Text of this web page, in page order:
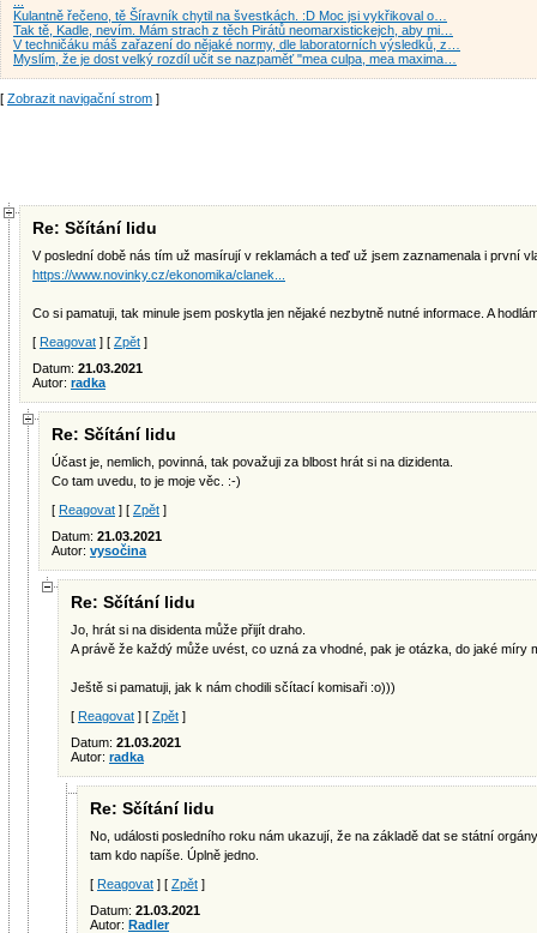
Kulantně řečeno, tě Šíravník chytil na švestkách. :D Moc jsi vykřikoval o…
Tak tě, Kadle, nevím. Mám strach z těch Pirátů neomarxistickejch, aby mi…
V techničáku máš zařazení do nějaké normy, dle laboratorních výsledků, z…
Myslím, že je dost velký rozdíl učit se nazpaměť "mea culpa, mea maxima…
[ Zobrazit navigační strom ]
Re: Sčítání lidu
V poslední době nás tím už masírují v reklamách a teď už jsem zaznamenala i první
https://www.novinky.cz/ekonomika/clanek...
Co si pamatuji, tak minule jsem poskytla jen nějaké nezbytně nutné informace. A
[ Reagovat ] [ Zpět ]
Datum: 21.03.2021
Autor: radka
Re: Sčítání lidu
Účast je, nemlich, povinná, tak považuji za blbost hrát si na dizidenta.
Co tam uvedu, to je moje věc. :-)
[ Reagovat ] [ Zpět ]
Datum: 21.03.2021
Autor: vysočina
Re: Sčítání lidu
Jo, hrát si na disidenta může přijít draho.
A právě že každý může uvést, co uzná za vhodné, pak je otázka, do jaké míry
Ještě si pamatuji, jak k nám chodili sčítací komisaři :o)))
[ Reagovat ] [ Zpět ]
Datum: 21.03.2021
Autor: radka
Re: Sčítání lidu
No, události posledního roku nám ukazují, že na základě dat se státní
tam kdo napíše. Úplně jedno.
[ Reagovat ] [ Zpět ]
Datum: 21.03.2021
Autor: Radler